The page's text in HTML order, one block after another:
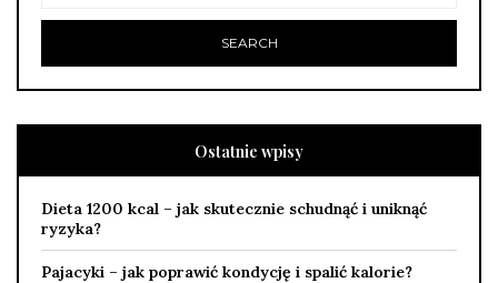
Ostatnie wpisy
Dieta 1200 kcal – jak skutecznie schudnąć i uniknąć
ryzyka?
Pajacyki – jak poprawić kondycję i spalić kalorie?